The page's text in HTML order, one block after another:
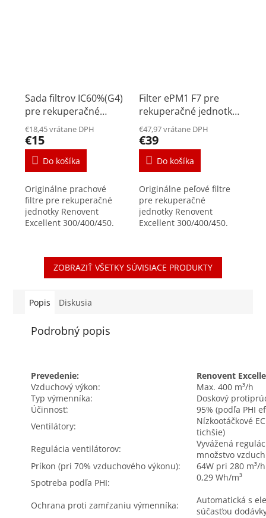
Sada filtrov IC60%(G4)
pre rekuperačné
jednotky Renovent
Excellent 300/400/450
€18,45 vrátane DPH
€15
Do košíka
Originálne prachové
filtre pre rekuperačné
jednotky Renovent
Excellent 300/400/450.
Prachové filtre triedy ISO
Coarse (prachové filtre...
Filter ePM1 F7 pre
rekuperačné jednotky
Renovent Excellent
300/400/450
€47,97 vrátane DPH
€39
Do košíka
Originálne peľové filtre
pre rekuperačné
jednotky Renovent
Excellent 300/400/450.
filtre zachytávajú častice
väčšie ako...
ZOBRAZIŤ VŠETKY SÚVISIACE PRODUKTY
Popis Diskusia
Podrobný popis
Prevedenie:
Renovent
Vzduchový výkon:
Max. 400 m³/h
Typ výmenníka:
Doskový
Účinnosť:
95% (podľa PHI
Ventilátory:
Nízkootáčkové
tichšie)
Regulácia ventilátorov:
Vyvážená
množstvo
Príkon (pri 70% vzduchového výkonu):
64W pri 280 m³/
Spotreba podľa PHI:
0,29 Wh/m³
Ochrana proti zamŕzaniu výmenníka:
Automatická s
súčasťou